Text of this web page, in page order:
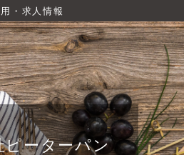
・求人情報
ピーターパン